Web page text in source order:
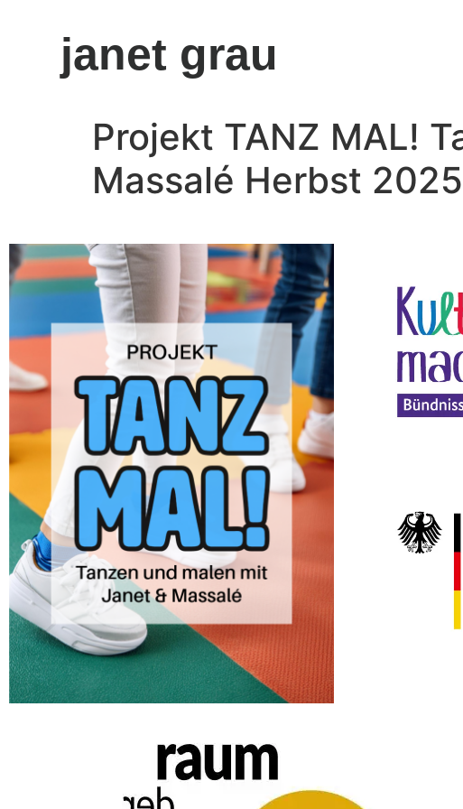
janet grau
Projekt TANZ MAL!
Massalé Herbst 2025